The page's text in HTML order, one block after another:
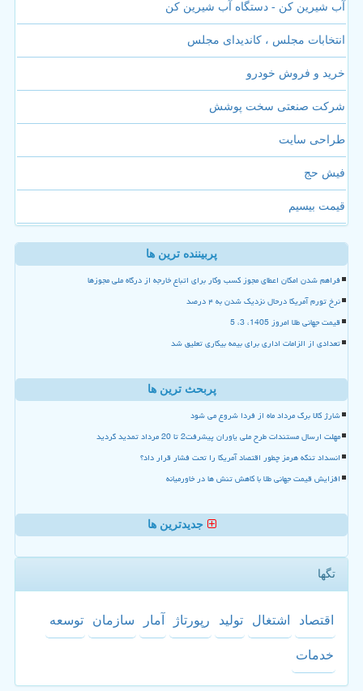
آب شیرین کن - دستگاه آب شیرین کن
انتخابات مجلس ، کاندیدای مجلس
خرید و فروش خودرو
شرکت صنعتی سخت پوشش
طراحی سایت
فیش حج
قیمت بیسیم
پربیننده ترین ها
فراهم شدن امکان اعطای مجوز کسب وکار برای اتباع خارجه از درگاه ملی مجوزها
نرخ تورم آمریکا درحال نزدیک شدن به ۴ درصد
قیمت جهانی طلا امروز 1405، 3، 5
تعدادی از الزامات اداری برای بیمه بیکاری تعلیق شد
پربحث ترین ها
شارژ کالا برگ مرداد ماه از فردا شروع می شود
مهلت ارسال مستندات طرح ملی یاوران پیشرفت2 تا 20 مرداد تمدید گردید
انسداد تنگه هرمز چطور اقتصاد آمریکا را تحت فشار قرار داد؟
افزایش قیمت جهانی طلا با کاهش تنش ها در خاورمیانه
جدیدترین ها
تگها
اقتصاد اشتغال تولید رپورتاژ آمار سازمان توسعه
خدمات